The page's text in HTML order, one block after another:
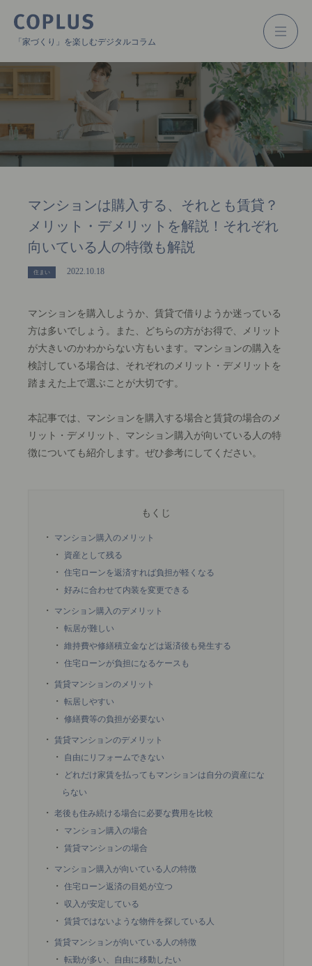
「家づくり」を楽しむデジタルコラム
マンションは購入する、それとも賃貸？
メリット・デメリットを解説！それぞれ
向いている人の特徴も解説
住まい 2022.10.18
マンションを購入しようか、賃貸で借りようか迷っている
方は多いでしょう。また、どちらの方がお得で、メリット
が大きいのかわからない方もいます。マンションの購入を
検討している場合は、それぞれのメリット・デメリットを
踏まえた上で選ぶことが大切です。
本記事では、マンションを購入する場合と賃貸の場合のメ
リット・デメリット、マンション購入が向いている人の特
徴についても紹介します。ぜひ参考にしてください。
もくじ
マンション購入のメリット
資産として残る
住宅ローンを返済すれば負担が軽くなる
好みに合わせて内装を変更できる
マンション購入のデメリット
転居が難しい
維持費や修繕積立金などは返済後も発生する
住宅ローンが負担になるケースも
賃貸マンションのメリット
転居しやすい
修繕費等の負担が必要ない
賃貸マンションのデメリット
自由にリフォームできない
どれだけ家賃を払ってもマンションは自分の資産にな
らない
老後も住み続ける場合に必要な費用を比較
マンション購入の場合
賃貸マンションの場合
マンション購入が向いている人の特徴
住宅ローン返済の目処が立つ
収入が安定している
賃貸ではないような物件を探している人
賃貸マンションが向いている人の特徴
転勤が多い、自由に移動したい